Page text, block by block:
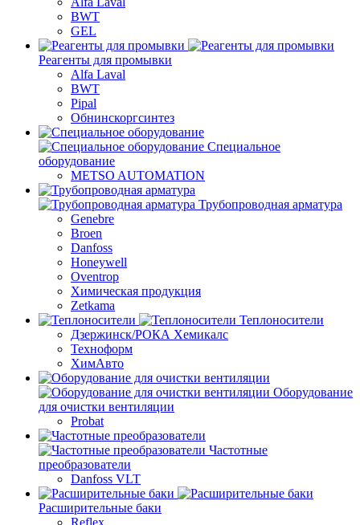
BWT
GEL
Реагенты для промывки
Alfa Laval
BWT
Pipal
Обнинскоргсинтез
Специальное
оборудование
METSO AUTOMATION
Трубопроводная арматура
Genebre
Broen
Danfoss
Honeywell
Oventrop
Химическая продукция
Zetkama
Теплоносители
Дзержинск/РОКА Хемикалс
Техноформ
ХимАвто
Оборудование
для очистки вентиляции
Probat
Частотные
преобразователи
Danfoss VLT
Расширительные баки
Reflex